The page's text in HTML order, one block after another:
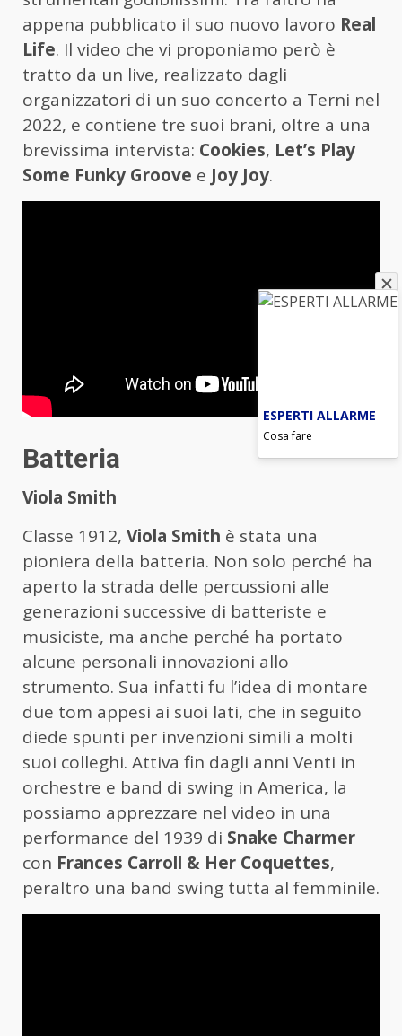
appena pubblicato il suo nuovo lavoro Real
Life. Il video che vi proponiamo però è
tratto da un live, realizzato dagli
organizzatori di un suo concerto a Terni nel
2022, e contiene tre suoi brani, oltre a una
brevissima intervista: Cookies, Let’s Play
Some Funky Groove e Joy Joy.
Batteria
Viola Smith
Classe 1912, Viola Smith è stata una
pioniera della batteria. Non solo perché ha
aperto la strada delle percussioni alle
generazioni successive di batteriste e
musiciste, ma anche perché ha portato
alcune personali innovazioni allo
strumento. Sua infatti fu l’idea di montare
due tom appesi ai suoi lati, che in seguito
diede spunti per invenzioni simili a molti
suoi colleghi. Attiva fin dagli anni Venti in
orchestre e band di swing in America, la
possiamo apprezzare nel video in una
performance del 1939 di Snake Charmer
con Frances Carroll & Her Coquettes,
peraltro una band swing tutta al femminile.
ESPERTI ALLARME
Cosa fare